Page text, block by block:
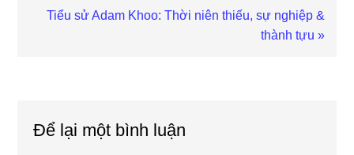
Next
Tiểu sử Adam Khoo: Thời niên thiếu, sự nghiệp &
thành tựu »
Để lại một bình luận